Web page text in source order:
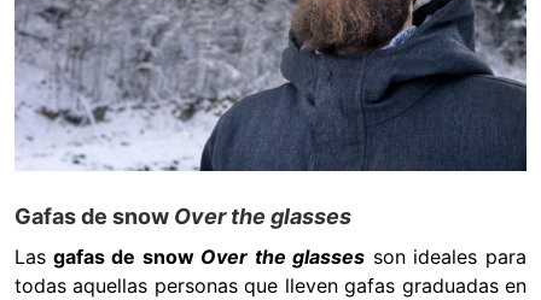
Gafas de snow Over the glasses
Las gafas de snow Over the glasses son ideales para
todas aquellas personas que lleven gafas graduadas en